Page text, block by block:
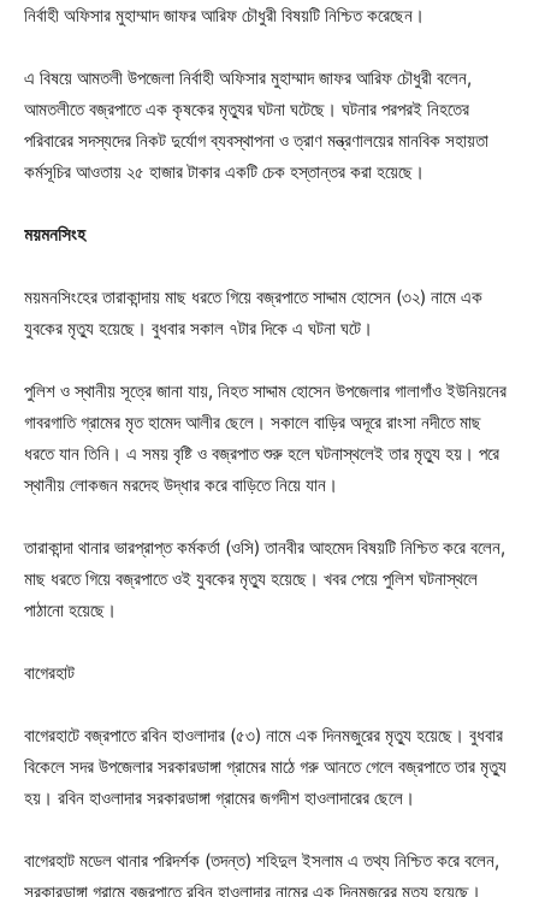
নির্বাহী অফিসার মুহাম্মাদ জাফর আরিফ চৌধুরী বিষয়টি নিশ্চিত করেছেন।
এ বিষয়ে আমতলী উপজেলা নির্বাহী অফিসার মুহাম্মাদ জাফর আরিফ চৌধুরী বলেন,
আমতলীতে বজ্রপাতে এক কৃষকের মৃত্যুর ঘটনা ঘটেছে। ঘটনার পরপরই নিহতের
পরিবারের সদস্যদের নিকট দুর্যোগ ব্যবস্থাপনা ও ত্রাণ মন্ত্রণালয়ের মানবিক সহায়তা
কর্মসূচির আওতায় ২৫ হাজার টাকার একটি চেক হস্তান্তর করা হয়েছে।
ময়মনসিংহ
ময়মনসিংহের তারাকান্দায় মাছ ধরতে গিয়ে বজ্রপাতে সাদ্দাম হোসেন (৩২) নামে এক
যুবকের মৃত্যু হয়েছে। বুধবার সকাল ৭টার দিকে এ ঘটনা ঘটে।
পুলিশ ও স্থানীয় সূত্রে জানা যায়, নিহত সাদ্দাম হোসেন উপজেলার গালাগাঁও ইউনিয়নের
গাবরগাতি গ্রামের মৃত হামেদ আলীর ছেলে। সকালে বাড়ির অদূরে রাংসা নদীতে মাছ
ধরতে যান তিনি। এ সময় বৃষ্টি ও বজ্রপাত শুরু হলে ঘটনাস্থলেই তার মৃত্যু হয়। পরে
স্থানীয় লোকজন মরদেহ উদ্ধার করে বাড়িতে নিয়ে যান।
তারাকান্দা থানার ভারপ্রাপ্ত কর্মকর্তা (ওসি) তানবীর আহমেদ বিষয়টি নিশ্চিত করে বলেন,
মাছ ধরতে গিয়ে বজ্রপাতে ওই যুবকের মৃত্যু হয়েছে। খবর পেয়ে পুলিশ ঘটনাস্থলে
পাঠানো হয়েছে।
বাগেরহাট
বাগেরহাটে বজ্রপাতে রবিন হাওলাদার (৫৩) নামে এক দিনমজুরের মৃত্যু হয়েছে। বুধবার
বিকেলে সদর উপজেলার সরকারডাঙ্গা গ্রামের মাঠে গরু আনতে গেলে বজ্রপাতে তার মৃত্যু
হয়। রবিন হাওলাদার সরকারডাঙ্গা গ্রামের জগদীশ হাওলাদারের ছেলে।
বাগেরহাট মডেল থানার পরিদর্শক (তদন্ত) শহিদুল ইসলাম এ তথ্য নিশ্চিত করে বলেন,
সরকারডাঙ্গা গ্রামে বজ্রপাতে রবিন হাওলাদার নামের এক দিনমজুরের মৃত্যু হয়েছে।